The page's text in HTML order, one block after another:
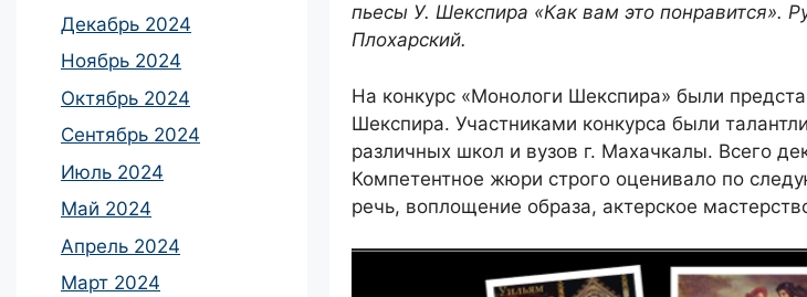
пьесы У. Шекспира «Как вам это понравится».
Плохарский.
На конкурс «Монологи Шекспира» были
Шекспира. Участниками конкурса были
различных школ и вузов г. Махачкалы. Всего
Компетентное жюри строго оценивало по
речь, воплощение образа, актерское
Декабрь 2024
Ноябрь 2024
Октябрь 2024
Сентябрь 2024
Июль 2024
Май 2024
Апрель 2024
Март 2024